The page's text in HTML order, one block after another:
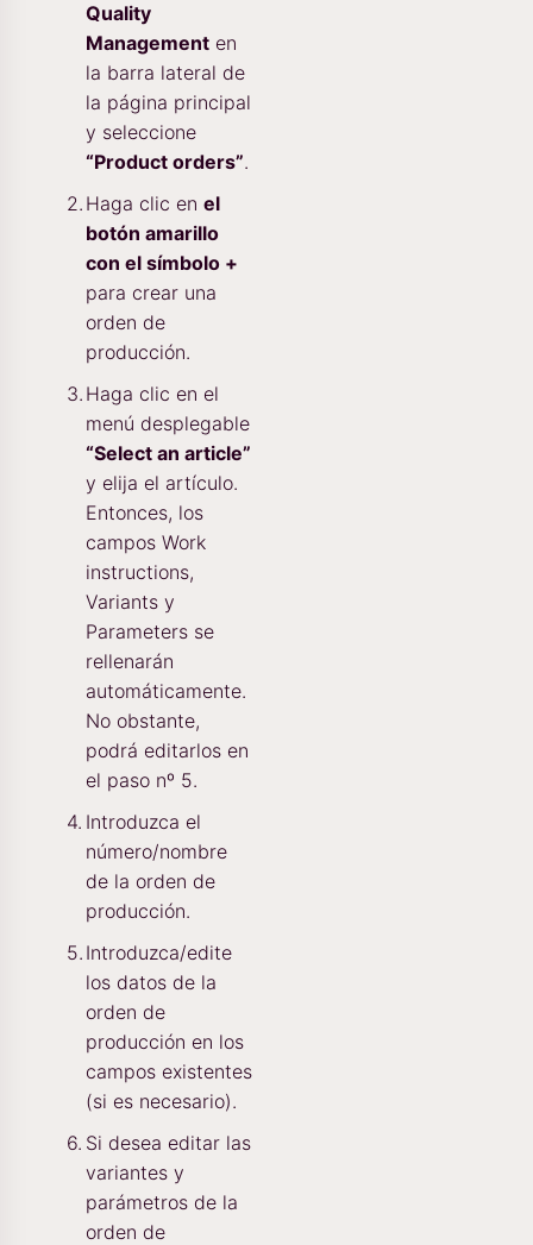
Quality
Management en
la barra lateral de
la página principal
y seleccione
“Product orders”.
Haga clic en el
botón amarillo
con el símbolo +
para crear una
orden de
producción.
Haga clic en el
menú desplegable
“Select an article”
y elija el artículo.
Entonces, los
campos Work
instructions,
Variants y
Parameters se
rellenarán
automáticamente.
No obstante,
podrá editarlos en
el paso nº 5.
Introduzca el
número/nombre
de la orden de
producción.
Introduzca/edite
los datos de la
orden de
producción en los
campos existentes
(si es necesario).
Si desea editar las
variantes y
parámetros de la
orden de